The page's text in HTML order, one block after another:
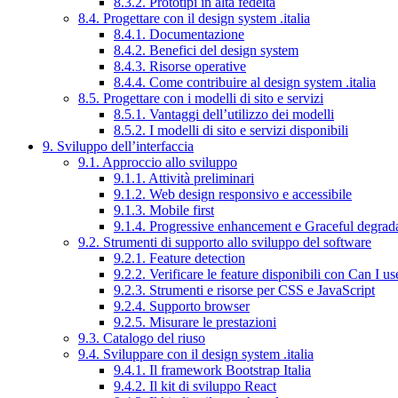
8.4. Progettare con il design system .italia
8.4.1. Documentazione
8.4.2. Benefici del design system
8.4.3. Risorse operative
8.4.4. Come contribuire al design system .italia
8.5. Progettare con i modelli di sito e servizi
8.5.1. Vantaggi dell’utilizzo dei modelli
8.5.2. I modelli di sito e servizi disponibili
9. Sviluppo dell’interfaccia
9.1. Approccio allo sviluppo
9.1.1. Attività preliminari
9.1.2. Web design responsivo e accessibile
9.1.3. Mobile first
9.1.4. Progressive enhancement e Graceful
9.2. Strumenti di supporto allo sviluppo del software
9.2.1. Feature detection
9.2.2. Verificare le feature disponibili con Can I
9.2.3. Strumenti e risorse per CSS e JavaScript
9.2.4. Supporto browser
9.2.5. Misurare le prestazioni
9.3. Catalogo del riuso
9.4. Sviluppare con il design system .italia
9.4.1. Il framework Bootstrap Italia
9.4.2. Il kit di sviluppo React